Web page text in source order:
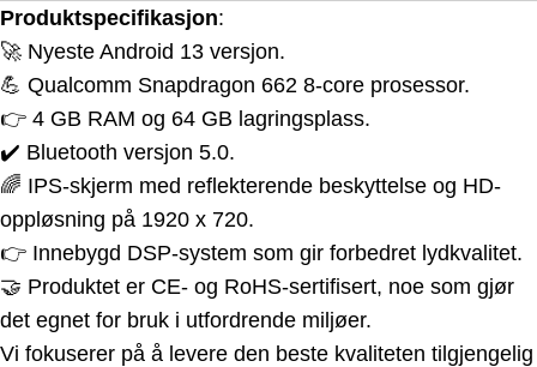
Produktspecifikasjon:
🚀 Nyeste Android 13 versjon.
💪 Qualcomm Snapdragon 662 8-core prosessor.
👉 4 GB RAM og 64 GB lagringsplass.
✔️ Bluetooth versjon 5.0.
🌈 IPS-skjerm med reflekterende beskyttelse og HD-
oppløsning på 1920 x 720.
👉 Innebygd DSP-system som gir forbedret lydkvalitet.
🤝 Produktet er CE- og RoHS-sertifisert, noe som gjør
det egnet for bruk i utfordrende miljøer.
Vi fokuserer på å levere den beste kvaliteten tilgjengelig